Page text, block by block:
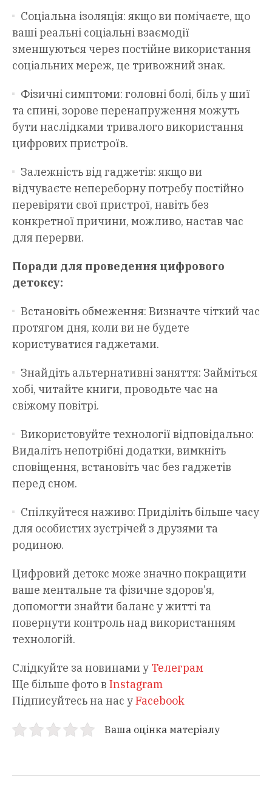
Соціальна ізоляція: якщо ви помічаєте, що
ваші реальні соціальні взаємодії
зменшуються через постійне використання
соціальних мереж, це тривожний знак.
Фізичні симптоми: головні болі, біль у шиї
та спині, зорове перенапруження можуть
бути наслідками тривалого використання
цифрових пристроїв.
Залежність від гаджетів: якщо ви
відчуваєте непереборну потребу постійно
перевіряти свої пристрої, навіть без
конкретної причини, можливо, настав час
для перерви.
Поради для проведення цифрового
детоксу:
Встановіть обмеження: Визначте чіткий час
протягом дня, коли ви не будете
користуватися гаджетами.
Знайдіть альтернативні заняття: Займіться
хобі, читайте книги, проводьте час на
свіжому повітрі.
Використовуйте технології відповідально:
Видаліть непотрібні додатки, вимкніть
сповіщення, встановіть час без гаджетів
перед сном.
Спілкуйтеся наживо: Приділіть більше часу
для особистих зустрічей з друзями та
родиною.
Цифровий детокс може значно покращити
ваше ментальне та фізичне здоров’я,
допомогти знайти баланс у житті та
повернути контроль над використанням
технологій.
Слідкуйте за новинами у Телеграм
Ще більше фото в Instagram
Підписуйтесь на нас уFacebook
Ваша оцінка матеріалу